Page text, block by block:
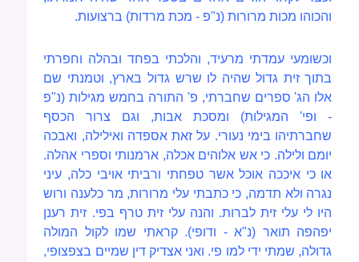
והכוהו מכות מרורות (נ"פ - מכת מרדות) ברצועות.
וכשומעי עמדתי מרעיד, והלכתי בפחד ובהלה וחפרתי
בתוך זית גדול שהיה לו שרש גדול בארץ, וטמנתי שם
אלו הג' ספרים שחברתי, פ' התורה בחמש מגילות (נ"פ
- ופי' המגילות) ומסכת אבות, וגם צרור הכסף
שחברתיהו בימי נעורי. על זאת אספדה ואילילה, ואבכה
יומם ולילה. כי אש אלוהים אכלה, ארמנותי וספרי אהלה.
או כי איככה אוכל אשר טפחתי ורביתי אויבי כלה, עיני
נגרה ולא תדמה, כי כתבתי עלי מרורות, מר כלענה ורוש
היו לי עלי זית לברות. והנה עלי זית טרף בפי. זית רענן
יפהפה תואר (נ"א - ודופי). קראתי שמו לקול המולה
גדולה, שמתי ידי למו פי. ואני אצדיק דין שמיים בצפצופי,